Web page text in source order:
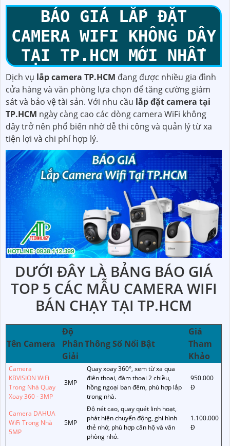
BÁO GIÁ LẮP ĐẶT
CAMERA WIFI KHÔNG DÂY
TẠI TP.HCM MỚI NHẤT
Dịch vụ lắp camera TP.HCM đang được nhiều gia đình
cửa hàng và văn phòng lựa chọn để tăng cường giám
sát và bảo vệ tài sản. Với nhu cầu lắp đặt camera tại
TP.HCM ngày càng cao các dòng camera WiFi không
dây trở nên phổ biến nhờ dễ thi công và quản lý từ xa
tiện lợi và chi phí hợp lý.
DƯỚI ĐÂY LÀ BẢNG BÁO GIÁ
TOP 5 CÁC MẪU CAMERA WIFI
BÁN CHẠY TẠI TP.HCM
Tên Camera
Độ
Phân
Giải
Thông Số Nổi Bật
Giá
Tham
Khảo
Camera
KBVISION WiFi
Trong Nhà Quay
Xoay 360 - 3MP
3MP
Quay xoay 360°, xem từ xa qua
điện thoại, đàm thoại 2 chiều,
hồng ngoại ban đêm, phù hợp lắp
trong nhà.
950.000
Đ
Camera DAHUA
WiFi Trong Nhà
5MP
5MP
Độ nét cao, quay quét linh hoạt,
phát hiện chuyển động, ghi hình
thẻ nhớ, phù hợp căn hộ và văn
phòng nhỏ.
1.100.000
Đ